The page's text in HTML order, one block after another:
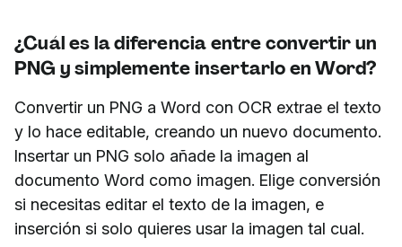
¿Cuál es la diferencia entre convertir un
PNG y simplemente insertarlo en Word?
Convertir un PNG a Word con OCR extrae el texto
y lo hace editable, creando un nuevo documento.
Insertar un PNG solo añade la imagen al
documento Word como imagen. Elige conversión
si necesitas editar el texto de la imagen, e
inserción si solo quieres usar la imagen tal cual.